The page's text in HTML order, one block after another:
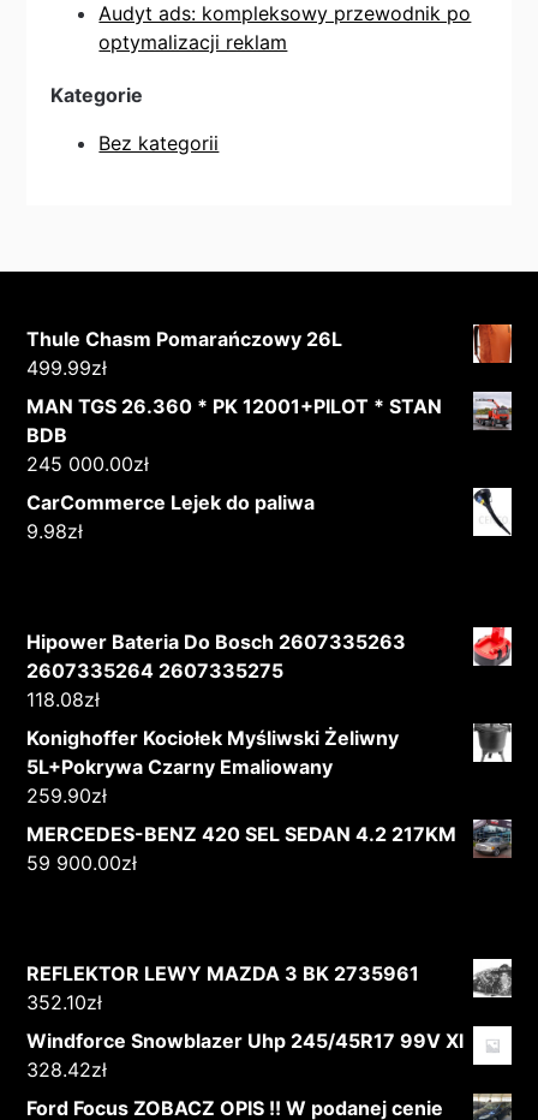
Audyt ads: kompleksowy przewodnik po
optymalizacji reklam
Kategorie
Bez kategorii
Thule Chasm Pomarańczowy 26L
499.99zł
MAN TGS 26.360 * PK 12001+PILOT * STAN
BDB
245 000.00zł
CarCommerce Lejek do paliwa
9.98zł
Hipower Bateria Do Bosch 2607335263
2607335264 2607335275
118.08zł
Konighoffer Kociołek Myśliwski Żeliwny
5L+Pokrywa Czarny Emaliowany
259.90zł
MERCEDES-BENZ 420 SEL SEDAN 4.2 217KM
59 900.00zł
REFLEKTOR LEWY MAZDA 3 BK 2735961
352.10zł
Windforce Snowblazer Uhp 245/45R17 99V Xl
328.42zł
Ford Focus ZOBACZ OPIS !! W podanej cenie